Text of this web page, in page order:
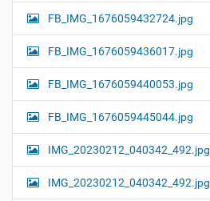
FB_IMG_1676059432724.jpg
FB_IMG_1676059436017.jpg
FB_IMG_1676059440053.jpg
FB_IMG_1676059445044.jpg
IMG_20230212_040342_492.jpg
IMG_20230212_040342_492.jpg